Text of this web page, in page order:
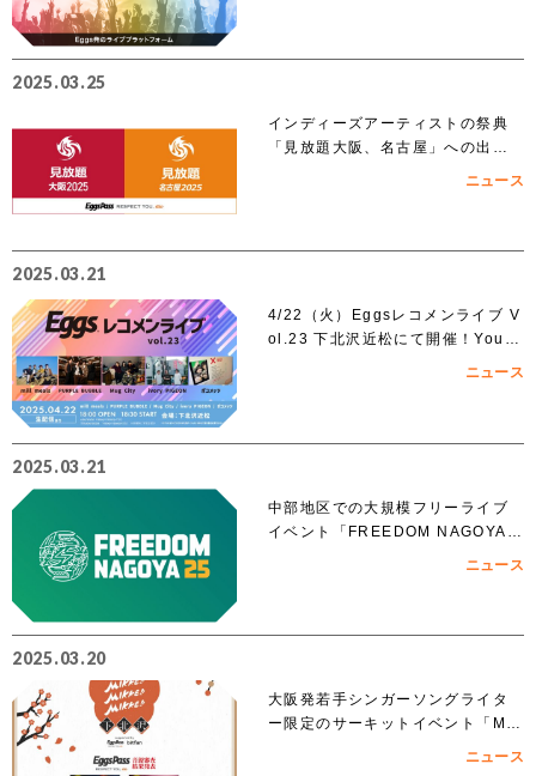
2025.03.25
インディーズアーティストの祭典
「見放題大阪、名古屋」への出演
ニュース
2025.03.21
4/22（火）Eggsレコメンライブ V
ol.23 下北沢近松にて開催！YouT
ニュース
2025.03.21
中部地区での大規模フリーライブ
イベント「FREEDOM NAGOYA 2
ニュース
2025.03.20
大阪発若手シンガーソングライタ
ー限定のサーキットイベント「MIK
ニュース